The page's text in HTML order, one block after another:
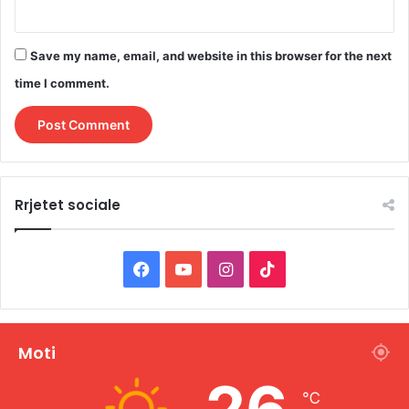
Save my name, email, and website in this browser for the next
time I comment.
Rrjetet sociale
a
o
I
n
i
Moti
℃